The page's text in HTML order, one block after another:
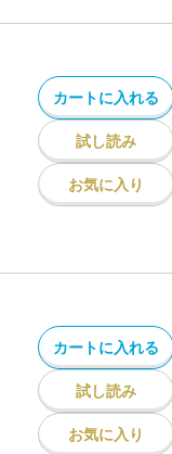
カートに入れる
試し読み
お気に入り
カートに入れる
試し読み
お気に入り